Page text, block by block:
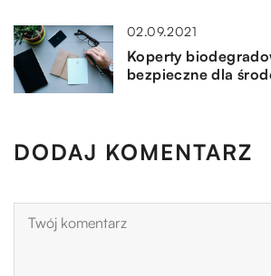
02.09.2021
Koperty
bezpieczne dla
DODAJ KOMENTARZ